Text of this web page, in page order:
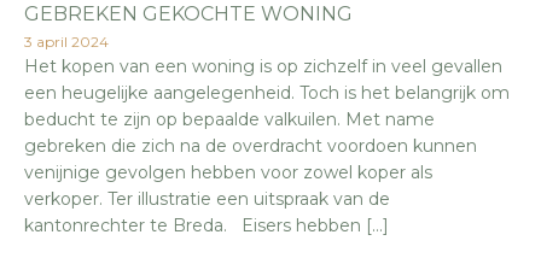
GEBREKEN GEKOCHTE WONING
3 april 2024
Het kopen van een woning is op zichzelf in veel gevallen
een heugelijke aangelegenheid. Toch is het belangrijk om
beducht te zijn op bepaalde valkuilen. Met name
gebreken die zich na de overdracht voordoen kunnen
venijnige gevolgen hebben voor zowel koper als
verkoper. Ter illustratie een uitspraak van de
kantonrechter te Breda. Eisers hebben […]